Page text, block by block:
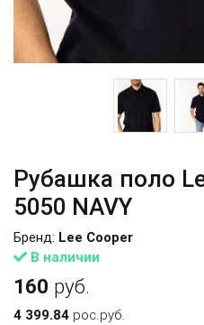
Рубашка поло
5050 NAVY
В наличии
Бренд: Lee Cooper
160 руб.
4 399.84 рос.руб.